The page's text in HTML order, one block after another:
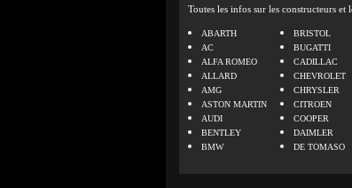
Toutes les infos sur les constructeurs et
ABARTH
AC
ALFA ROMEO
ALLARD
AMG
ASTON MARTIN
AUDI
BENTLEY
BMW
BRISTOL
BUGATTI
CADILLAC
CHEVROLET
CHRYSLER
CITROEN
COOPER
DAIMLER
DE TOMASO